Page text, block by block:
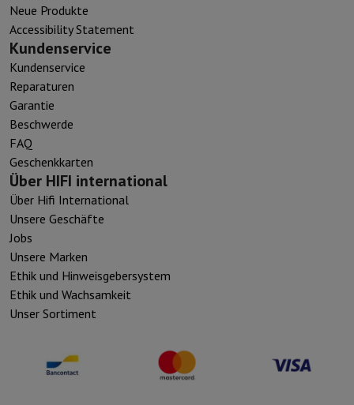
Neue Produkte
Accessibility Statement
Kundenservice
Kundenservice
Reparaturen
Garantie
Beschwerde
FAQ
Geschenkkarten
Über HIFI international
Über Hifi International
Unsere Geschäfte
Jobs
Unsere Marken
Ethik und Hinweisgebersystem
Ethik und Wachsamkeit
Unser Sortiment